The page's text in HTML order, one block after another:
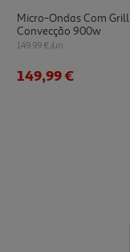
Micro-Ondas Com
Convecção 900w
149.99 €/un
149,99 €